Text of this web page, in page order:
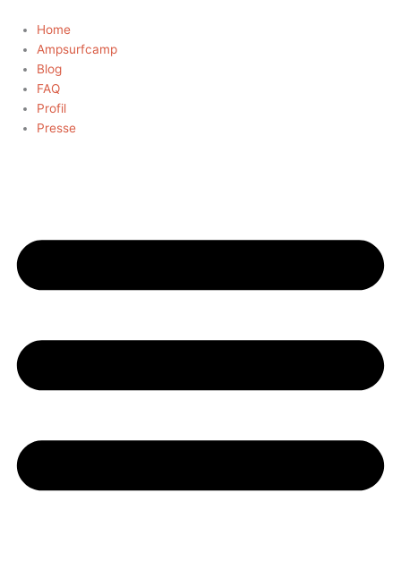
Inhalt
springen
Home
Ampsurfcamp
Blog
FAQ
Profil
Presse